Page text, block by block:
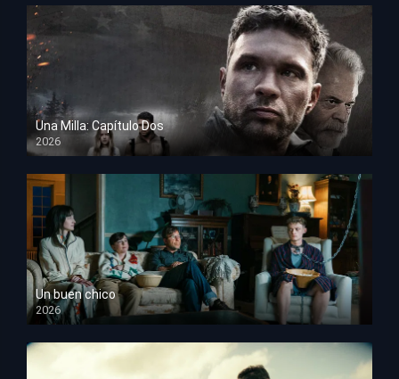
Una Milla: Capítulo Dos
2026
HD 1080p
Un buen chico
2026
HD 1080p